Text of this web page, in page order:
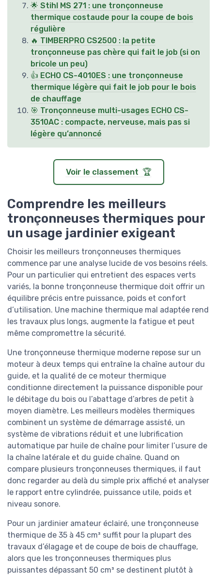
🌟 Stihl MS 271 : une tronçonneuse
thermique costaude pour la coupe de bois
régulière
🔥 TIMBERPRO CS2500 : la petite
tronçonneuse pas chère qui fait le job (si on
bricole un peu)
👍 ECHO CS-4010ES : une tronçonneuse
thermique légère qui fait le job pour le bois
de chauffage
🎯 Tronçonneuse multi-usages ECHO CS-
3510AC : compacte, nerveuse, mais pas si
légère qu’annoncé
Voir le classement 🏆
Comprendre les meilleurs
tronçonneuses thermiques pour
un usage jardinier exigeant
Choisir les meilleurs tronçonneuses thermiques
commence par une analyse lucide de vos besoins réels.
Pour un particulier qui entretient des espaces verts
variés, la bonne tronçonneuse thermique doit offrir un
équilibre précis entre puissance, poids et confort
d’utilisation. Une machine thermique mal adaptée rend
les travaux plus longs, augmente la fatigue et peut
même compromettre la sécurité.
Une tronçonneuse thermique moderne repose sur un
moteur à deux temps qui entraîne la chaîne autour du
guide, et la qualité de ce moteur thermique
conditionne directement la puissance disponible pour
le débitage du bois ou l’abattage d’arbres de petit à
moyen diamètre. Les meilleurs modèles thermiques
combinent un système de démarrage assisté, un
système de vibrations réduit et une lubrification
automatique par huile de chaîne pour limiter l’usure de
la chaîne latérale et du guide chaîne. Quand on
compare plusieurs tronçonneuses thermiques, il faut
donc regarder au delà du simple prix affiché et analyser
le rapport entre cylindrée, puissance utile, poids et
niveau sonore.
Pour un jardinier amateur éclairé, une tronçonneuse
thermique de 35 à 45 cm³ suffit pour la plupart des
travaux d’élagage et de coupe de bois de chauffage,
alors que les tronçonneuses thermiques plus
puissantes dépassant 50 cm³ se destinent plutôt à